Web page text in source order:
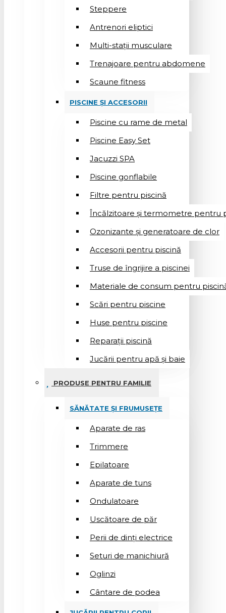
Steppere
Antrenori eliptici
Multi-stații musculare
Trenajoare pentru abdomene
Scaune fitness
PISCINE ȘI ACCESORII
Piscine cu rame de metal
Piscine Easy Set
Jacuzzi SPA
Piscine gonflabile
Filtre pentru piscină
Încălzitoare și termometre pentru
Ozonizante și generatoare de clor
Accesorii pentru piscină
Truse de îngrijire a piscinei
Materiale de consum pentru
Scări pentru piscine
Huse pentru piscine
Reparații piscină
Jucării pentru apă și baie
PRODUSE PENTRU FAMILIE
SĂNĂTATE ȘI FRUMUSEȚE
Aparate de ras
Trimmere
Epilatoare
Aparate de tuns
Ondulatoare
Uscătoare de păr
Perii de dinți electrice
Seturi de manichiură
Oglinzi
Cântare de podea